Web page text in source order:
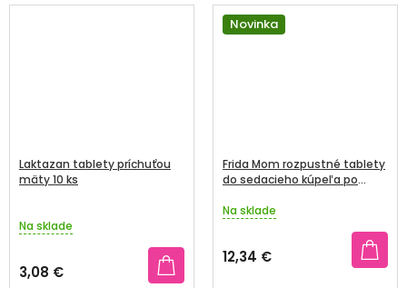
Laktazan tablety príchuťou
mäty 10 ks
Na sklade
3,08 €
Novinka
Frida Mom rozpustné tablety
do sedacieho kúpeľa po
Priemerné
produktu
je
Na sklade
12,34 €